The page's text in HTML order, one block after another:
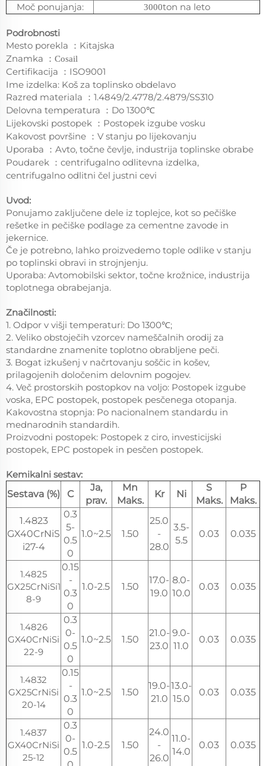
Moč ponujanja:
3000ton na leto
Podrobnosti
Mesto porekla
： Kitajska
Znamka
： Cosail
Certifikacija ： ISO9001
Ime izdelka: Koš za toplinsko obdelavo
Razred materiala
： 1.4849/2.4778/2.4879/SS310
Delovna temperatura
： Do 1300℃
Lijekovski postopek
： Postopek izgube vosku
Kakovost površine
： V stanju po lijekovanju
Uporaba
： Avto, točne čevlje, industrija toplinske obrabe
Poudarek
： centrifugalno odlitevna izdelka,
centrifugalno odlitni čel justni cevi
Uvod:
Ponujamo zaključene dele iz toplejce, kot so pečiške
rešetke in pečiške podlage za cementne zavode in
jekernice.
Če je potrebno, lahko proizvedemo tople odlike v stanju
po toplinski obravi in strojnjenju.
Uporaba: Avtomobilski sektor, točne krožnice, industrija
toplotnega obrabejanja.
Značilnosti:
1. Odpor v višji temperaturi: Do 1300℃;
2. Veliko obstoječih vzorcev nameščalnih orodij za
standardne znamenite toplotno obrabljene peči.
3. Bogat izkušenj v načrtovanju soščic in košev,
prilagojenih določenim delovnim pogojev.
4. Več prostorskih postopkov na voljo: Postopek izgube
voska, EPC postopek, postopek pesčenega otopanja.
Kakovostna stopnja: Po nacionalnem standardu in
mednarodnih standardih.
Proizvodni postopek: Postopek z ciro, investicijski
postopek, EPC postopek in pesčen postopek.
Kemikalni sestav:
Sestava (%)
C
Ja,
prav.
Mn
Maks.
Kr Ni
S
Maks.
P
Maks.
1.4823
GX40CrNiS
i27-4
0.3
5-
0.5
0
1.0~2.5 1.50
25.0
-
28.0
3.5-
5.5
0.03 0.035
1.4825
GX25CrNiSi1
8-9
0.15
-
0.3
0
1.0-2.5 1.50
17.0-
19.0
8.0-
10.0
0.03 0.035
1.4826
GX40CrNiSi
22-9
0.3
0-
0.5
0
1.0~2.5 1.50
21.0-
23.0
9.0-
11.0
0.03 0.035
1.4832
GX25CrNiSi
20-14
0.15
-
0.3
0
1.0~2.5 1.50
19.0-
21.0
13.0-
15.0
0.03 0.035
1.4837
GX40CrNiSi
25-12
0.3
0-
0.5
1.0-2.5 1.50
24.0
-
26.0
11.0-
14.0
0.03 0.035